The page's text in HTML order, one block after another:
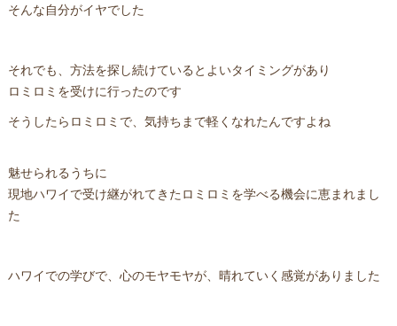
そんな自分がイヤでした
それでも、方法を探し続けているとよいタイミングがあり
ロミロミを受けに行ったのです
そうしたらロミロミで、気持ちまで軽くなれたんですよね
魅せられるうちに
現地ハワイで受け継がれてきたロミロミを学べる機会に恵まれまし
た
ハワイでの学びで、心のモヤモヤが、晴れていく感覚がありました